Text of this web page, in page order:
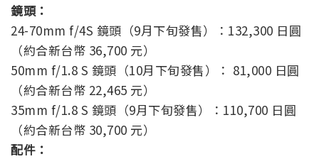
鏡頭：
24-70mm f/4S 鏡頭（9月下旬發售）：132,300 日圓
（約合新台幣 36,700 元）
50mm f/1.8 S 鏡頭（10月下旬發售）： 81,000 日圓
（約合新台幣 22,465 元）
35mm f/1.8 S 鏡頭（9月下旬發售）：110,700 日圓
（約合新台幣 30,700 元）
配件：